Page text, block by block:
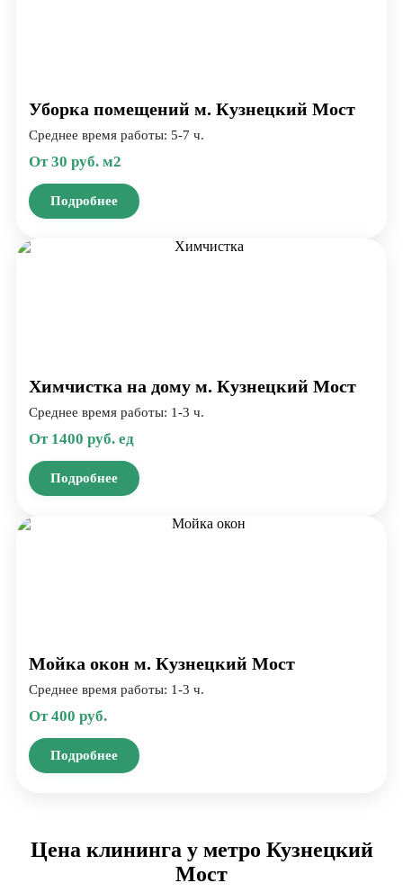
Уборка помещений м. Кузнецкий Мост
Среднее время работы: 5-7 ч.
От 30 руб. м2
Подробнее
Химчистка на дому м. Кузнецкий Мост
Среднее время работы: 1-3 ч.
От 1400 руб. ед
Подробнее
Мойка окон м. Кузнецкий Мост
Среднее время работы: 1-3 ч.
От 400 руб.
Подробнее
Цена клининга у метро Кузнецкий
Мост